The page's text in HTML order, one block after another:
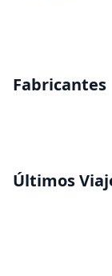
Fabricantes
Últimos